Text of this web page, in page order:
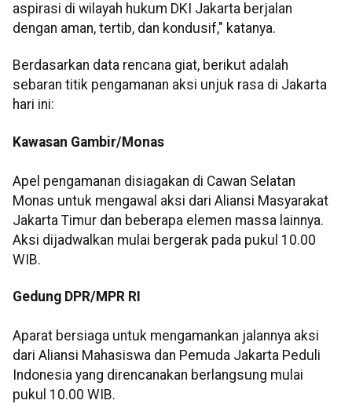
aspirasi di wilayah hukum DKI Jakarta berjalan
dengan aman, tertib, dan kondusif," katanya.
Berdasarkan data rencana giat, berikut adalah
sebaran titik pengamanan aksi unjuk rasa di Jakarta
hari ini:
Kawasan Gambir/Monas
Apel pengamanan disiagakan di Cawan Selatan
Monas untuk mengawal aksi dari Aliansi Masyarakat
Jakarta Timur dan beberapa elemen massa lainnya.
Aksi dijadwalkan mulai bergerak pada pukul 10.00
WIB.
Gedung DPR/MPR RI
Aparat bersiaga untuk mengamankan jalannya aksi
dari Aliansi Mahasiswa dan Pemuda Jakarta Peduli
Indonesia yang direncanakan berlangsung mulai
pukul 10.00 WIB.